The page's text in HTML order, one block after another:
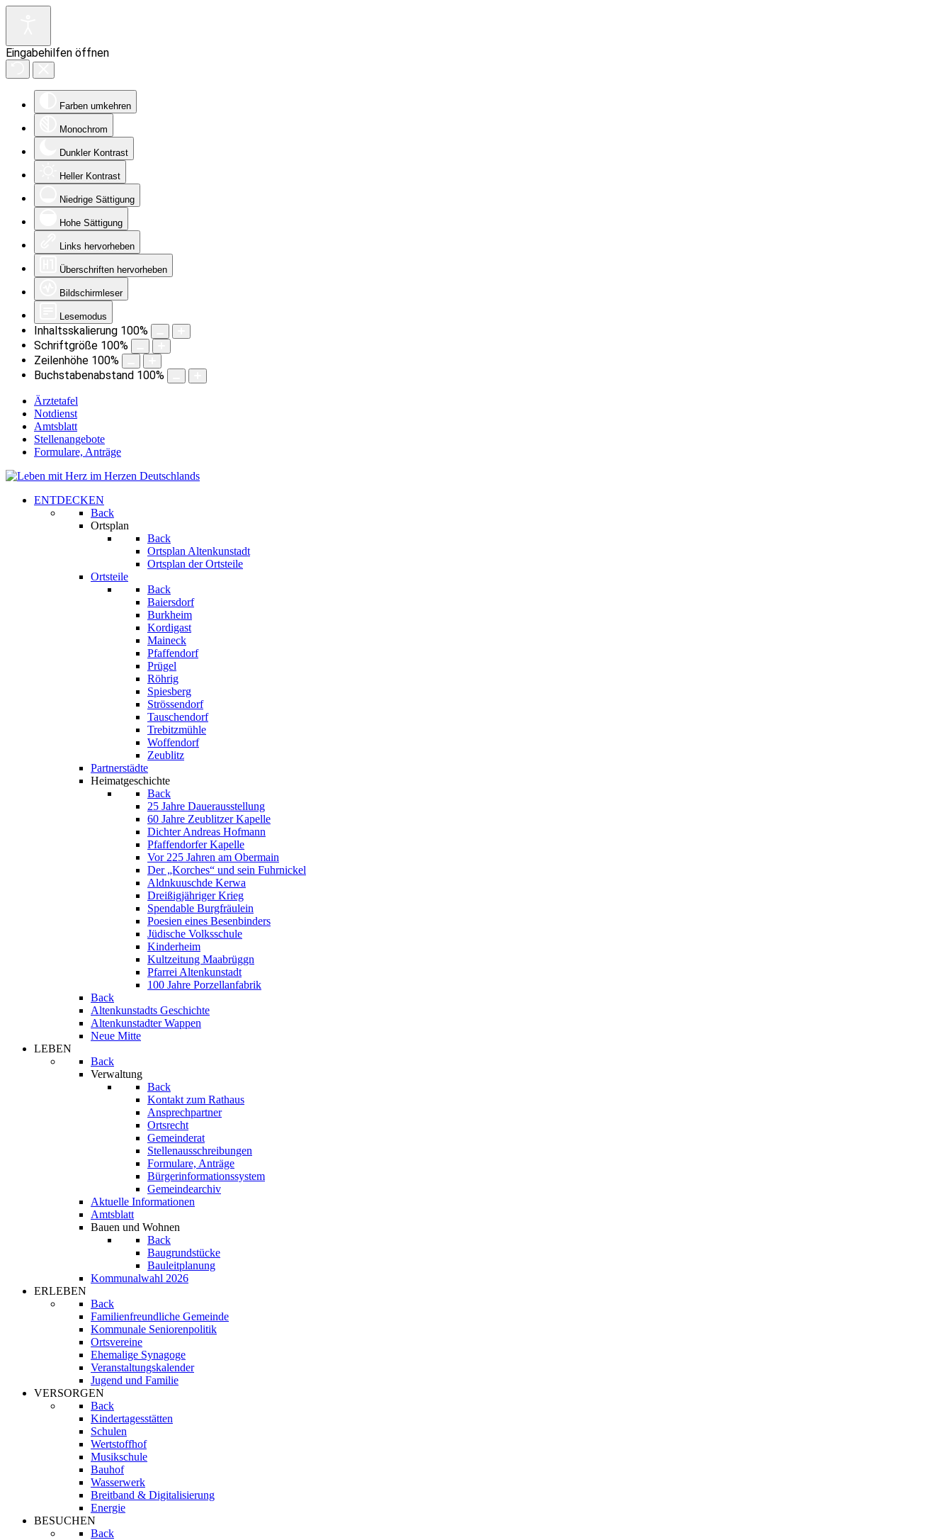
Eingabehilfen öffnen
Farben umkehren
Monochrom
Dunkler Kontrast
Heller Kontrast
Niedrige Sättigung
Hohe Sättigung
Links hervorheben
Überschriften hervorheben
Bildschirmleser
Lesemodus
Inhaltsskalierung 100%
Schriftgröße 100%
Zeilenhöhe 100%
Buchstabenabstand 100%
Ärztetafel
Notdienst
Amtsblatt
Stellenangebote
Formulare, Anträge
ENTDECKEN
Back
Ortsplan
Back
Ortsplan Altenkunstadt
Ortsplan der Ortsteile
Ortsteile
Back
Baiersdorf
Burkheim
Kordigast
Maineck
Pfaffendorf
Prügel
Röhrig
Spiesberg
Strössendorf
Tauschendorf
Trebitzmühle
Woffendorf
Zeublitz
Partnerstädte
Heimatgeschichte
Back
25 Jahre Dauerausstellung
60 Jahre Zeublitzer Kapelle
Dichter Andreas Hofmann
Pfaffendorfer Kapelle
Vor 225 Jahren am Obermain
Der „Korches“ und sein Fuhrnickel
Aldnkuuschde Kerwa
Dreißigjähriger Krieg
Spendable Burgfräulein
Poesien eines Besenbinders
Jüdische Volksschule
Kinderheim
Kultzeitung Maabrüggn
Pfarrei Altenkunstadt
100 Jahre Porzellanfabrik
Back
Altenkunstadts Geschichte
Altenkunstadter Wappen
Neue Mitte
LEBEN
Back
Verwaltung
Back
Kontakt zum Rathaus
Ansprechpartner
Ortsrecht
Gemeinderat
Stellenausschreibungen
Formulare, Anträge
Bürgerinformationssystem
Gemeindearchiv
Aktuelle Informationen
Amtsblatt
Bauen und Wohnen
Back
Baugrundstücke
Bauleitplanung
Kommunalwahl 2026
ERLEBEN
Back
Familienfreundliche Gemeinde
Kommunale Seniorenpolitik
Ortsvereine
Ehemalige Synagoge
Veranstaltungskalender
Jugend und Familie
VERSORGEN
Back
Kindertagesstätten
Schulen
Wertstoffhof
Musikschule
Bauhof
Wasserwerk
Breitband & Digitalisierung
Energie
BESUCHEN
Back